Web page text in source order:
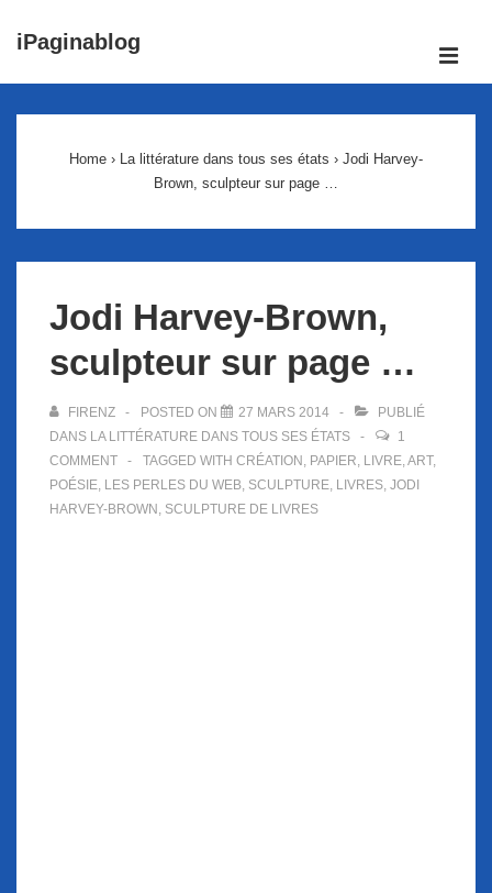
passer
iPaginablog
Home › La littérature dans tous ses états › Jodi Harvey-
Brown, sculpteur sur page …
Jodi Harvey-Brown,
sculpteur sur page …
FIRENZ POSTED ON 27 MARS 2014
PUBLIÉ
DANS LA LITTÉRATURE DANS TOUS SES ÉTATS
1
COMMENT
TAGGED WITH CRÉATION , PAPIER, LIVRE,ART,
POÉSIE, LES PERLES DU WEB, SCULPTURE, LIVRES, JODI
HARVEY-BROWN , SCULPTURE DE LIVRES